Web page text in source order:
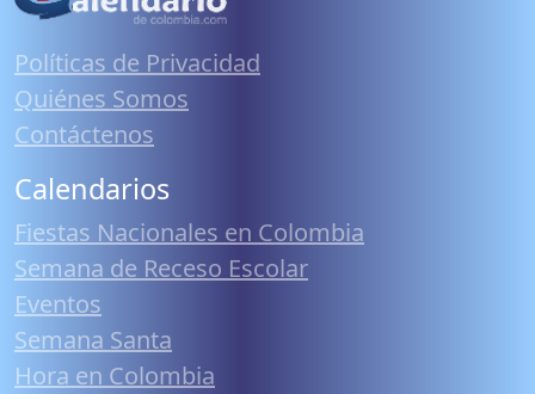
Políticas de Privacidad
Quiénes Somos
Contáctenos
Calendarios
Fiestas Nacionales en Colombia
Semana de Receso Escolar
Eventos
Semana Santa
Hora en Colombia